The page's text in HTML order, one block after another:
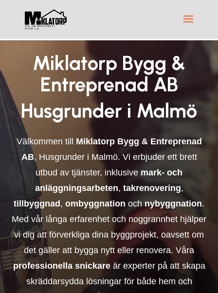
Miklatorp Bygg &
Entreprenad AB
Husgrunder i Malmö
Välkommen till Miklatorp Bygg & Entreprenad
AB, Husgrunder i Malmö. Vi erbjuder ett brett
utbud av tjänster, inklusive mark- och
anläggningsarbeten, takrenovering,
tillbyggnad , ombyggnation ochnybyggnation.
Med vår långa erfarenhet och noggrannhet hjälper
vi dig att förverkliga dina byggprojekt, oavsett om
det gäller att bygga nytt eller renovera. Våra
professionella snickareär experter på att skapa
skräddarsydda lösningar för både hem och